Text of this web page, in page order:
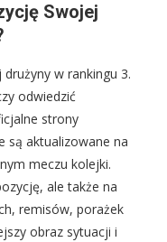
Swojej
w rankingu 3.
odwiedzić
strony
są aktualizowane na
meczu kolejki.
ale także na
remisów, porażek
obraz sytuacji i